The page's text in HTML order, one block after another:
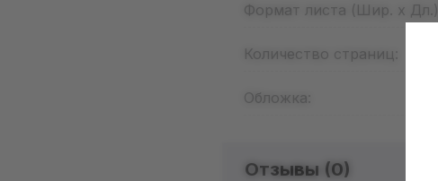
Формат листа (Шир. х Дл.):
Количество страниц:
Обложка:
Отзывы (0)